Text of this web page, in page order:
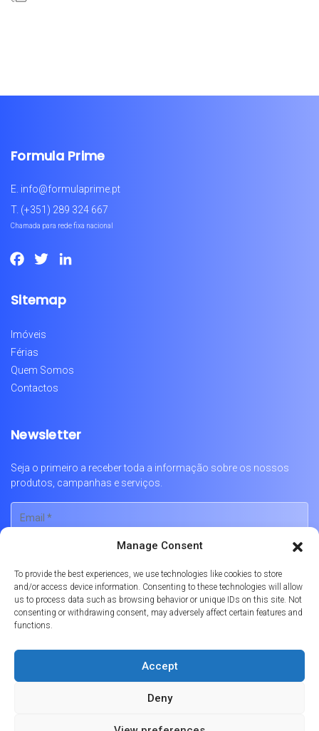
Manage Consent
To provide the best experiences, we use technologies like cookies to store
and/or access device information. Consenting to these technologies will allow
us to process data such as browsing behavior or unique IDs on this site. Not
consenting or withdrawing consent, may adversely affect certain features and
functions.
Accept
Deny
Formula Prime
E. info@formulaprime.pt
T. (+351) 289 324 667
Chamada para rede fixa nacional
Facebook
Twitter
Sitemap
Imóveis
Férias
Quem Somos
Contactos
Newsletter
Seja o primeiro a receber toda a informação sobre os nossos
produtos, campanhas e serviços.
Português
Política de Privacidade Política de Cookies Livro de Reclamações Online